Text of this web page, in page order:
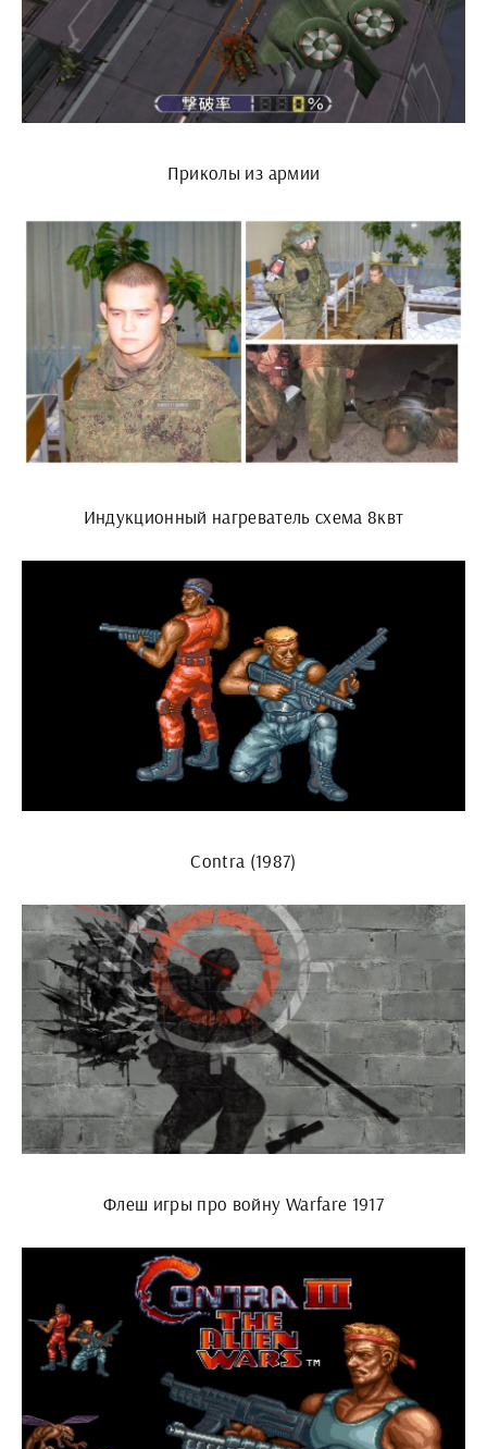
Приколы из армии
Индукционный нагреватель схема 8квт
Contra (1987)
Флеш игры про войну Warfare 1917